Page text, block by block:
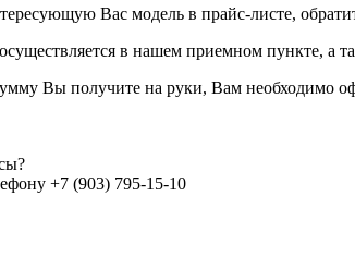
Вас модель в прайс-листе,
в нашем приемном пункте, а
Вы получите на руки, Вам необходимо
+7 (903) 795-15-10